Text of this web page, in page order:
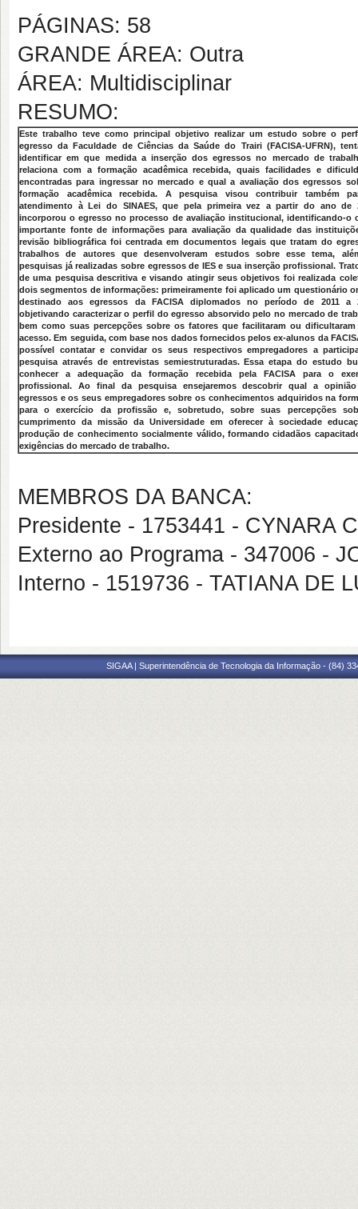
PÁGINAS: 58
GRANDE ÁREA: Outra
ÁREA: Multidisciplinar
RESUMO:
Este trabalho teve como principal objetivo realizar um estudo sobre o
egresso da Faculdade de Ciências da Saúde do Trairi (FACISA-UFRN),
identificar em que medida a inserção dos egressos no mercado de
relaciona com a formação acadêmica recebida, quais facilidades e
encontradas para ingressar no mercado e qual a avaliação dos egressos
formação acadêmica recebida. A pesquisa visou contribuir também
atendimento à Lei do SINAES, que pela primeira vez a partir do ano de
incorporou o egresso no processo de avaliação institucional, identificando-o
importante fonte de informações para avaliação da qualidade das
revisão bibliográfica foi centrada em documentos legais que tratam do
trabalhos de autores que desenvolveram estudos sobre esse tema,
pesquisas já realizadas sobre egressos de IES e sua inserção profissional.
de uma pesquisa descritiva e visando atingir seus objetivos foi realizada
dois segmentos de informações: primeiramente foi aplicado um questionário
destinado aos egressos da FACISA diplomados no período de 2011 a
objetivando caracterizar o perfil do egresso absorvido pelo no mercado de
bem como suas percepções sobre os fatores que facilitaram ou dificultaram
acesso. Em seguida, com base nos dados fornecidos pelos ex-alunos da
possível contatar e convidar os seus respectivos empregadores a
pesquisa através de entrevistas semiestruturadas. Essa etapa do estudo
conhecer a adequação da formação recebida pela FACISA para o
profissional. Ao final da pesquisa ensejaremos descobrir qual a
egressos e os seus empregadores sobre os conhecimentos adquiridos na
para o exercício da profissão e, sobretudo, sobre suas percepções
cumprimento da missão da Universidade em oferecer à sociedade
produção de conhecimento socialmente válido, formando cidadãos
exigências do mercado de trabalho.
MEMBROS DA BANCA:
Presidente - 1753441 - CYNARA
Externo ao Programa - 347006 -
Interno - 1519736 - TATIANA DE
SIGAA | Superintendência de Tecnologia da Informação - (84)